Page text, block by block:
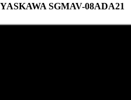
SGMAV-08ADA21